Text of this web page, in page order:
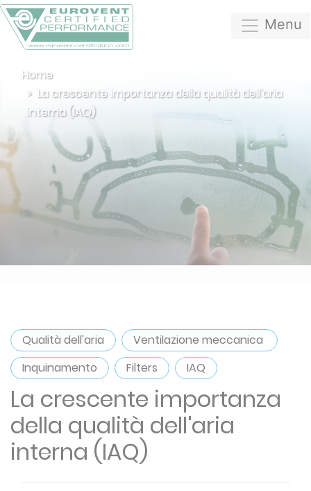
Menu
Home
La crescente importanza della qualità dell'aria
interna (IAQ)
Qualità dell'aria
Ventilazione meccanica
Inquinamento
Filters IAQ
La crescente importanza
della qualità dell'aria
interna (IAQ)